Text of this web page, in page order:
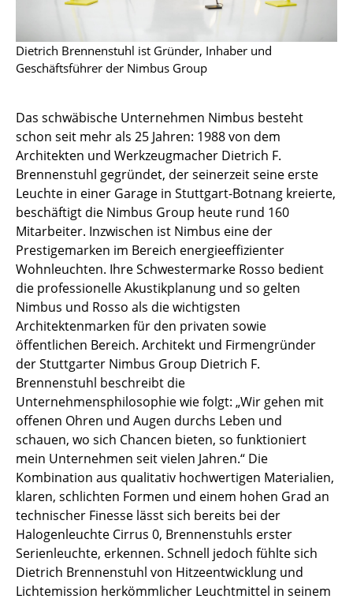
... alle Tische
Regale & Schränke
Bücherregale
Wandregale
Sideboards & Kommoden
TV Möbel
Beistell- & Rollcontainer
Barmöbel
Garderoben
Kleinaufbewahrung
Einzelteile
... alle Aufbewahrungsmöbel
Licht
Hängeleuchten & Deckenleuchten
Tischleuchten
Schreibtischleuchten
Dietrich Brennenstuhl ist Gründer, Inhaber und
Geschäftsführer der Nimbus Group
Das schwäbische Unternehmen Nimbus besteht
schon seit mehr als 25 Jahren: 1988 von dem
Architekten und Werkzeugmacher Dietrich F.
Brennenstuhl gegründet, der seinerzeit seine erste
Leuchte in einer Garage in Stuttgart-Botnang kreierte,
beschäftigt die Nimbus Group heute rund 160
Mitarbeiter. Inzwischen ist Nimbus eine der
Prestigemarken im Bereich energieeffizienter
Wohnleuchten. Ihre Schwestermarke Rosso bedient
die professionelle Akustikplanung und so gelten
Nimbus und Rosso als die wichtigsten
Architektenmarken für den privaten sowie
öffentlichen Bereich. Architekt und Firmengründer
der Stuttgarter Nimbus Group Dietrich F.
Brennenstuhl beschreibt die
Unternehmensphilosophie wie folgt: „Wir gehen mit
offenen Ohren und Augen durchs Leben und
schauen, wo sich Chancen bieten, so funktioniert
mein Unternehmen seit vielen Jahren.“ Die
Kombination aus qualitativ hochwertigen Materialien,
klaren, schlichten Formen und einem hohen Grad an
technischer Finesse lässt sich bereits bei der
Halogenleuchte Cirrus 0, Brennenstuhls erster
Serienleuchte, erkennen. Schnell jedoch fühlte sich
Dietrich Brennenstuhl von Hitzeentwicklung und
Lichtemission herkömmlicher Leuchtmittel in seinem